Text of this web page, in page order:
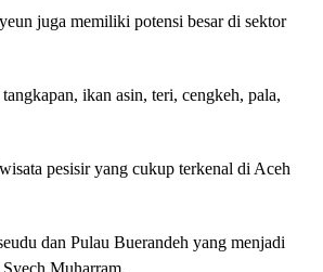
juga memiliki potensi besar di sektor
ikan asin, teri, cengkeh, pala,
pesisir yang cukup terkenal di Aceh
dan Pulau Buerandeh yang menjadi
Muharram.